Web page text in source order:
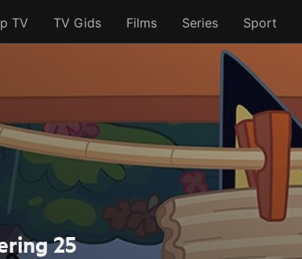
TV TV Gids Films Series Sport
25